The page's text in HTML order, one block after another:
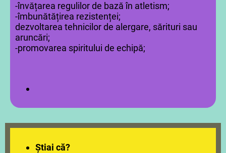
-învățarea regulilor de bază în atletism;
-îmbunătățirea rezistenței;
dezvoltarea tehnicilor de alergare, sărituri sau
aruncări;
-promovarea spiritului de echipă;
Știai că?